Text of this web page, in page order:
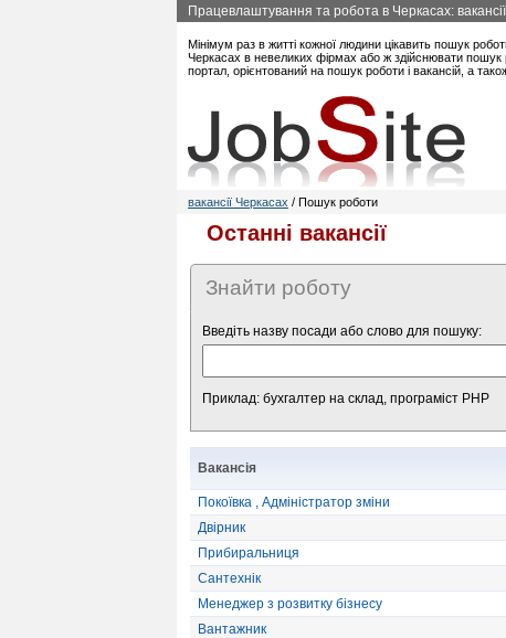
Працевлаштування та робота в Черкасах:
Мінімум раз в житті кожної людини цікавить пошук
Черкасах в невеликих фірмах або ж здійснювати
портал, орієнтований на пошук роботи і вакансій, а
вакансії Черкасах / Пошук роботи
Останні вакансії
Знайти роботу
Введіть назву посади або слово для пошуку:
Приклад: бухгалтер на склад, програміст PHP
Вакансія
Покоївка , Адміністратор зміни
Двірник
Прибиральниця
Сантехнік
Менеджер з розвитку бізнесу
Вантажник